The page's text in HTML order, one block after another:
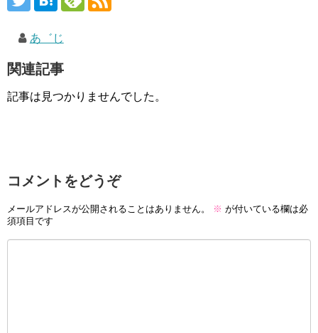
あ゛じ
関連記事
記事は見つかりませんでした。
コメントをどうぞ
メールアドレスが公開されることはありません。 ※ が付いている欄は必
須項目です